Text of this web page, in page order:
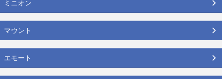
ミニオン
マウント
エモート